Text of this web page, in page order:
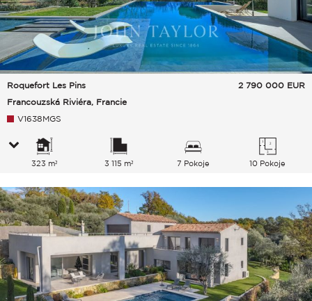
Roquefort Les Pins
Francouzská Riviéra, Francie
2 790 000 EUR
V1638MGS
323 m² 3 115 m² 7 Pokoje 10 Pokoje